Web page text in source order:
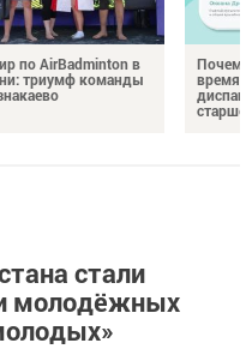
по AirBadminton в
триумф команды
Почему
время
стали
молодёжных